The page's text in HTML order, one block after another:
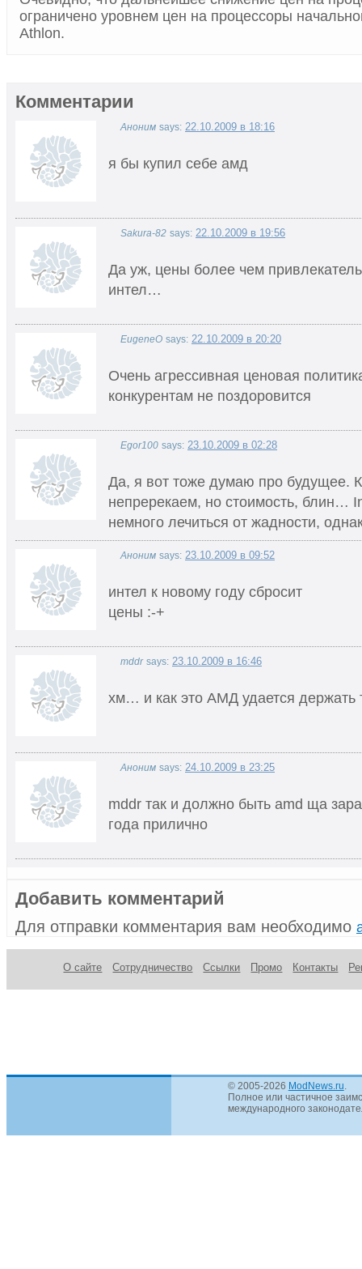
ограничено уровнем цен на процессоры
Athlon.
Комментарии
Аноним says: 22.10.2009 в 18:16
я бы купил себе амд
Sakura-82 says: 22.10.2009 в 19:56
Да уж, цены более чем
интел…
EugeneO says: 22.10.2009 в 20:20
Очень агрессивная ценовая
конкурентам не поздоровится
Egor100 says: 23.10.2009 в 02:28
Да, я вот тоже думаю про будущее.
непререкаем, но стоимость, блин…
немного лечиться от жадности,
Аноним says: 23.10.2009 в 09:52
интел к новому году сбросит
цены :-+
mddr says: 23.10.2009 в 16:46
хм… и как это АМД удается держать
Аноним says: 24.10.2009 в 23:25
mddr так и должно быть amd ща
года прилично
Добавить комментарий
Для отправки комментария вам необходимо
О сайте Сотрудничество Ссылки Промо Контакты
© 2005-2026 ModNews.ru
Полное или частичное
международного